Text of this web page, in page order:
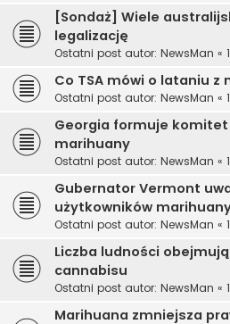
[Sondaż] Wiele
legalizację
Ostatni post autor: NewsMan «
Co TSA mówi o lataniu
Ostatni post autor: NewsMan «
Georgia formuje
marihuany
Ostatni post autor: NewsMan «
Gubernator Vermont
użytkowników
Ostatni post autor: NewsMan «
Liczba ludności
cannabisu
Ostatni post autor: NewsMan «
Marihuana zmniejsza